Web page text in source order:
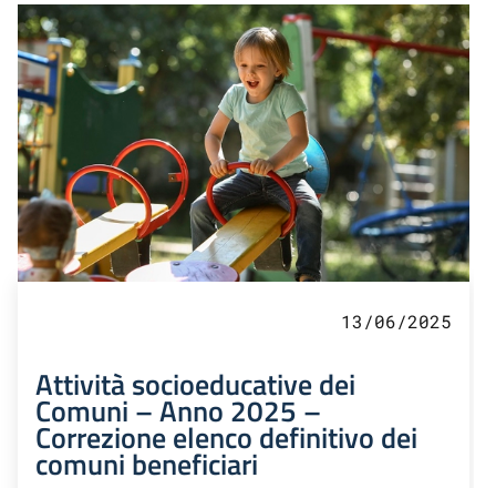
13/06/2025
Attività socioeducative dei
Comuni – Anno 2025 –
Correzione elenco definitivo dei
comuni beneficiari